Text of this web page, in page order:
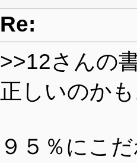
Re:
>>12さんの
正しいのか
９５％にこ